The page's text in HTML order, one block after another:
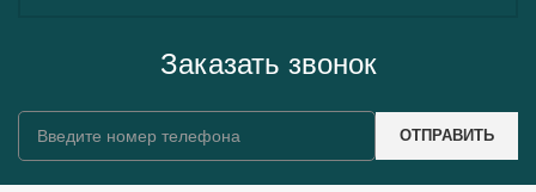
Заказать звонок